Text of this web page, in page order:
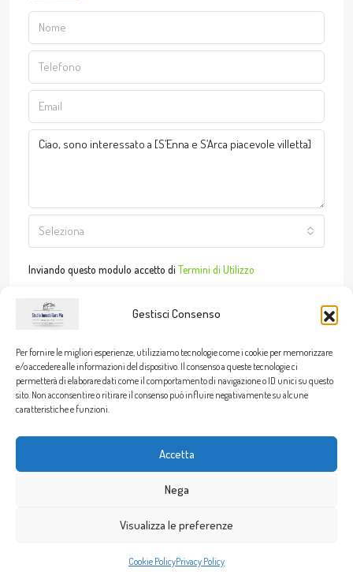
Gestisci Consenso
Per fornire le migliori esperienze, utilizziamo tecnologie come i cookie per memorizzare
e/o accedere alle informazioni del dispositivo. Il consenso a queste tecnologie ci
permetterà di elaborare dati come il comportamento di navigazione o ID unici su questo
sito. Non acconsentire o ritirare il consenso può influire negativamente su alcune
caratteristiche e funzioni.
Accetta
Nega
Visualizza le preferenze
Cookie PolicyPrivacy Policy
Seleziona
Inviando questo modulo accetto di Termini di Utilizzo
Invia messaggio
WhatsApp
© 2026 Studio Immobiliare Piu - Viale Sant'Ignazio, 9 - 09038
Serramanna (SU) - P.IVA 02912390925